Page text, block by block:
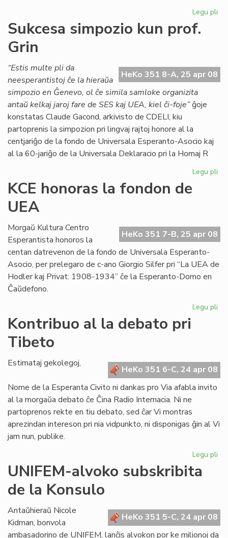
Legu pli
Sukcesa simpozio kun prof.
Grin
HeKo 351 8-A, 25 apr 08
“Estis multe pli da
neesperantistoj ĉe la hieraŭa
simpozio en Ĝenevo, ol ĉe simila samloke organizita
antaŭ kelkaj jaroj fare de SES kaj UEA, kiel ĉi-foje”ĝoje
konstatas Claude Gacond, arkivisto de CDELI, kiu
partoprenis la simpozion pri lingvaj rajtoj honore al la
centjariĝo de la fondo de Universala Esperanto-Asocio kaj
al la 60-jariĝo de la Universala Deklaracio pri la Homaj R
Legu pli
KCE honoras la fondon de
UEA
HeKo 351 7-B, 25 apr 08
Morgaŭ Kultura Centro
Esperantista honoros la
centan datrevenon de la fondo de Universala Esperanto-
Asocio, per prelegaro de c-ano Giorgio Silfer pri “La UEA de
Hodler kaj Privat: 1908-1934” ĉe la Esperanto-Domo en
Ĉaŭdefono.
Legu pli
de
Kontribuo al la debato pri
Tibeto
HeKo 351 6-C, 24 apr 08
Estimataj gekolegoj,
Nome de la Esperanta Civito ni dankas pro Via afabla invito
al la morgaŭa debato ĉe Ĉina Radio Internacia. Ni ne
partoprenos rekte en tiu debato, sed ĉar Vi montras
aprezindan intereson pri nia vidpunkto, ni disponigas ĝin al Vi
jam nun, publike.
Legu pli
pri
UNIFEM-alvoko subskribita
de la Konsulo
HeKo 351 5-C, 24 apr 08
Antaŭhieraŭ Nicole
Kidman, bonvola
ambasadorino de UNIFEM, lanĉis alvokon por ke milionoj da